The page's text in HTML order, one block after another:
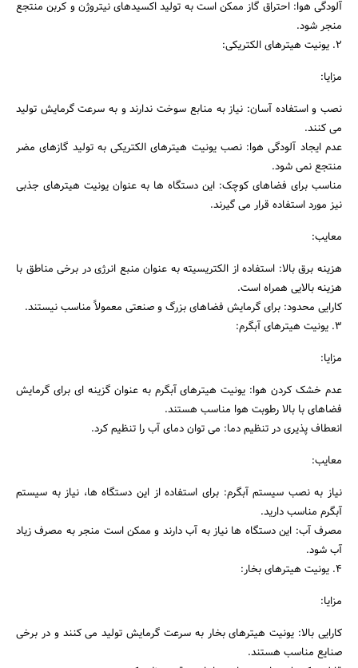
آلودگی هوا: احتراق گاز ممکن است به تولید اکسیدهای نیتروژن و کربن منتجع
منجر شود.
2. یونیت هیترهای الکتریکی:
مزایا:
نصب و استفاده آسان: نیاز به منابع سوخت ندارند و به سرعت گرمایش تولید
می کنند.
عدم ایجاد آلودگی هوا: نصب یونیت هیترهای الکتریکی به تولید گازهای مضر
منتجع نمی شود.
مناسب برای فضاهای کوچک: این دستگاه ها به عنوان یونیت هیترهای جذبی
نیز مورد استفاده قرار می گیرند.
معایب:
هزینه برق بالا: استفاده از الکتریسیته به عنوان منبع انرژی در برخی مناطق با
هزینه بالایی همراه است.
کارایی محدود: برای گرمایش فضاهای بزرگ و صنعتی معمولاً مناسب نیستند.
3. یونیت هیترهای آبگرم:
مزایا:
عدم خشک کردن هوا: یونیت هیترهای آبگرم به عنوان گزینه ای برای گرمایش
فضاهای با بالا رطوبت هوا مناسب هستند.
انعطاف پذیری در تنظیم دما: می توان دمای آب را تنظیم کرد.
معایب:
نیاز به نصب سیستم آبگرم: برای استفاده از این دستگاه ها، نیاز به سیستم
آبگرم مناسب دارید.
مصرف آب: این دستگاه ها نیاز به آب دارند و ممکن است منجر به مصرف زیاد
آب شود.
4. یونیت هیترهای بخار:
مزایا:
کارایی بالا: یونیت هیترهای بخار به سرعت گرمایش تولید می کنند و در برخی
صنایع مناسب هستند.